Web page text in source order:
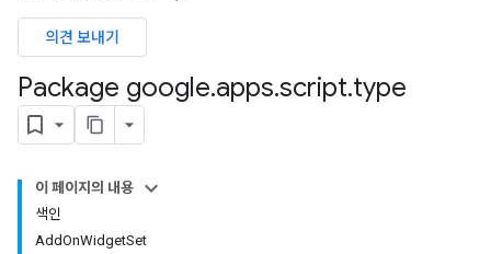
의견 보내기
Package google.apps.script.type
이 페이지의 내용
색인
AddOnWidgetSet